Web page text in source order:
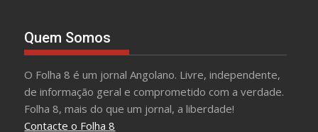
Quem Somos
O Folha 8 é um jornal Angolano. Livre, independente,
de informação geral e comprometido com a verdade.
Folha 8, mais do que um jornal, a liberdade!
Contacte o Folha 8